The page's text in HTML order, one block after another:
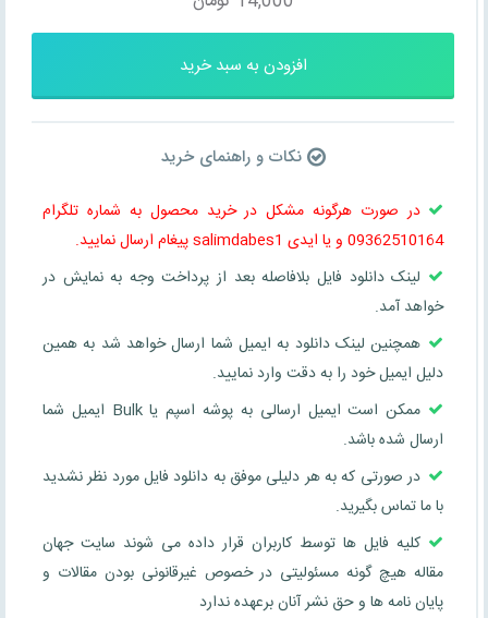
افزودن به سبد خرید
نکات و راهنمای خرید
در صورت هرگونه مشکل در خرید محصول به شماره تلگرام
09362510164 و یا ایدی salimdabes1 پیغام ارسال نمایید.
لینک دانلود فایل بلافاصله بعد از پرداخت وجه به نمایش در
خواهد آمد.
همچنین لینک دانلود به ایمیل شما ارسال خواهد شد به همین
دلیل ایمیل خود را به دقت وارد نمایید.
ممکن است ایمیل ارسالی به پوشه اسپم یا Bulk ایمیل شما
ارسال شده باشد.
در صورتی که به هر دلیلی موفق به دانلود فایل مورد نظر نشدید
با ما تماس بگیرید.
کلیه فایل ها توسط کاربران قرار داده می شوند سایت جهان
مقاله هیچ گونه مسئولیتی در خصوص غیرقانونی بودن مقالات و
پایان نامه ها و حق نشر آنان برعهده ندارد